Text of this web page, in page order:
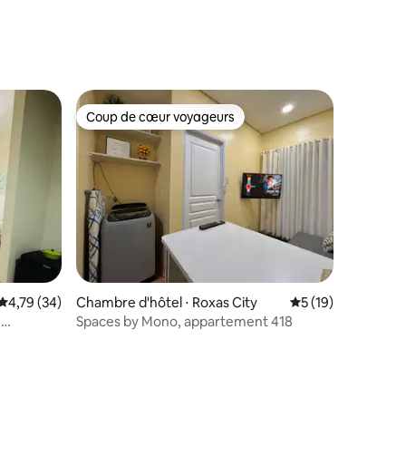
: 5 sur 5
: 5 sur 5
moyenne sur la base de 34 commentaires : 4,79 sur 5
4,79 (34)
Coup de cœur voyageurs
Coup de cœur voyageurs
Chambre d'hôtel ⋅ Roxas City Évaluation
5 (19)
Spaces by Mono, appartement 418